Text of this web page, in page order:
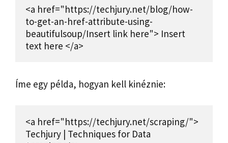
<a href="https://techjury.net/blog/how-
to-get-an-href-attribute-using-
beautifulsoup/Insert link here"> Insert
text here </a>
Íme egy példa, hogyan kell kinéznie:
<a href="https://techjury.net/scraping/">
Techjury | Techniques for Data